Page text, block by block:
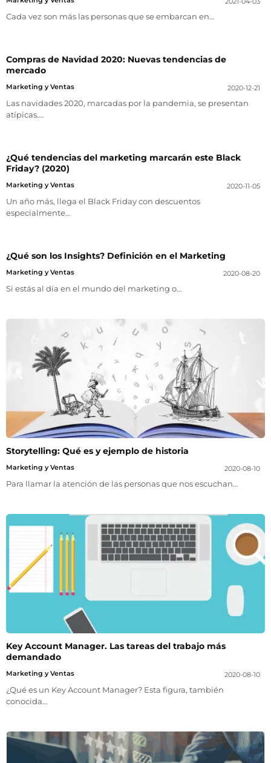
Cada vez son más las personas que se embarcan en…
Compras de Navidad 2020: Nuevas tendencias de
mercado
Marketing y Ventas 2020-12-21
Las navidades 2020, marcadas por la pandemia, se presentan
atípicas.…
¿Qué tendencias del marketing marcarán este Black
Friday? (2020)
Marketing y Ventas 2020-11-05
Un año más, llega el Black Friday con descuentos
especialmente…
¿Qué son los Insights? Definición en el Marketing
Marketing y Ventas 2020-08-20
Si estás al día en el mundo del marketing o…
Storytelling: Qué es y ejemplo de historia
Marketing y Ventas 2020-08-10
Para llamar la atención de las personas que nos escuchan…
Key Account Manager. Las tareas del trabajo más
demandado
Marketing y Ventas 2020-08-10
¿Qué es un Key Account Manager? Esta figura, también
conocida…